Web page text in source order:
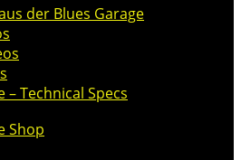
der Blues Garage
– Technical Specs
Shop